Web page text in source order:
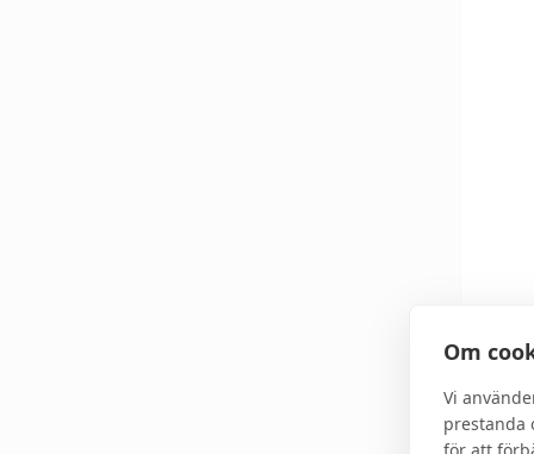
Skin
Om
Vi
prestanda
för att